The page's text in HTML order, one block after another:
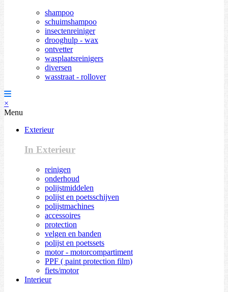
shampoo
schuimshampoo
insectenreiniger
drooghulp - wax
ontvetter
wasplaatsreinigers
diversen
wasstraat - rollover
×
Menu
Exterieur
In Exterieur
reinigen
onderhoud
polijstmiddelen
polijst en poetsschijven
polijstmachines
accessoires
protection
velgen en banden
polijst en poetssets
motor - motorcompartiment
PPF ( paint protection film)
fiets/motor
Interieur